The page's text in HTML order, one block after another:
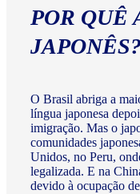
POR QUÊ
JAPONÊS?
O Brasil abriga a
língua japonesa
imigração. Mas o
comunidades
Unidos, no Peru,
legalizada. E na
devido à ocupação